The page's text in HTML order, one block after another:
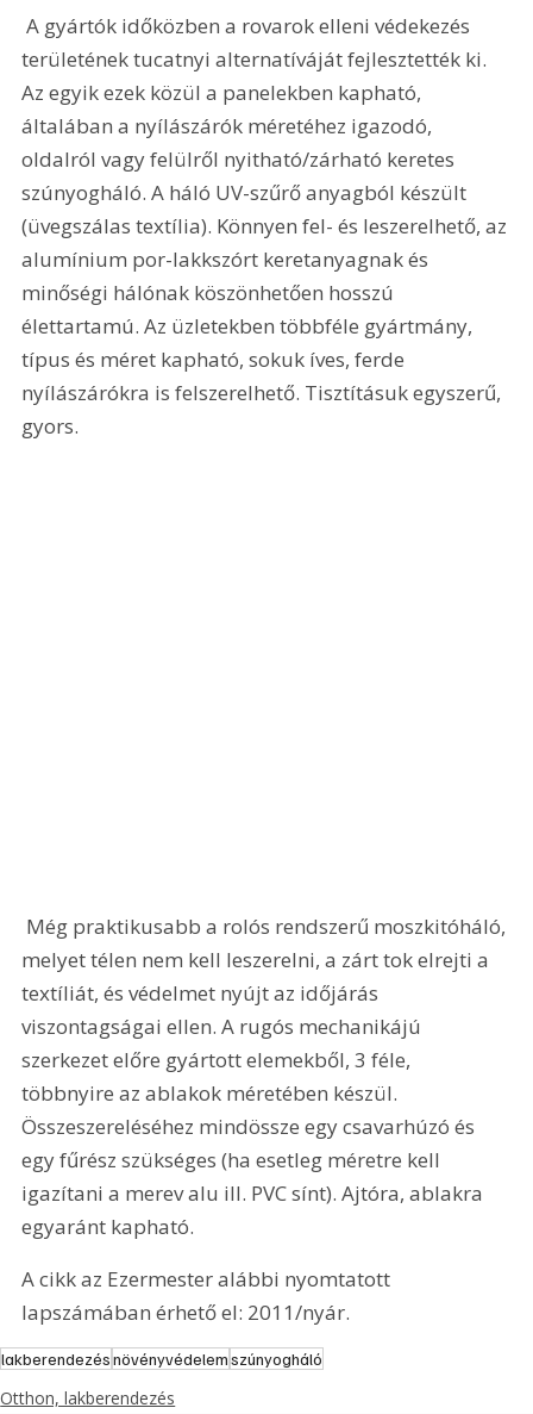
A gyártók időközben a rovarok elleni védekezés
területének tucatnyi alternatíváját fejlesztették ki.
Az egyik ezek közül a panelekben kapható,
általában a nyílászárók méretéhez igazodó,
oldalról vagy felülről nyitható/zárható keretes
szúnyogháló. A háló UV-szűrő anyagból készült
(üvegszálas textília). Könnyen fel- és leszerelhető, az
alumínium por-lakkszórt keretanyagnak és
minőségi hálónak köszönhetően hosszú
élettartamú. Az üzletekben többféle gyártmány,
típus és méret kapható, sokuk íves, ferde
nyílászárókra is felszerelhető. Tisztításuk egyszerű,
gyors.
melyet télen nem kell leszerelni, a zárt tok elrejti a
textíliát, és védelmet nyújt az időjárás
viszontagságai ellen. A rugós mechanikájú
szerkezet előre gyártott elemekből, 3 féle,
többnyire az ablakok méretében készül.
Összeszereléséhez mindössze egy csavarhúzó és
egy fűrész szükséges (ha esetleg méretre kell
igazítani a merev alu ill. PVC sínt). Ajtóra, ablakra
egyaránt kapható.
A cikk az Ezermester alábbi nyomtatott
lapszámában érhető el: 2011/nyár.
lakberendezésnövényvédelemszúnyogháló
Otthon, lakberendezés